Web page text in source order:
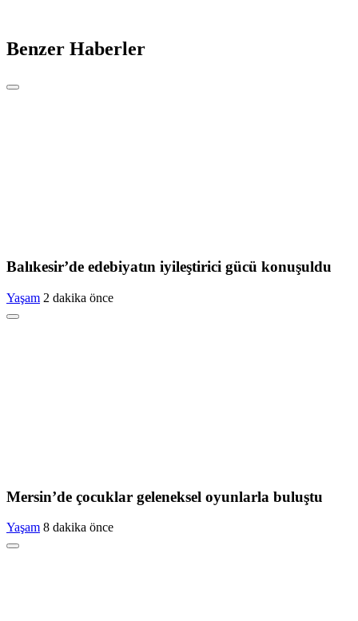
Benzer Haberler
Balıkesir’de edebiyatın iyileştirici gücü konuşuldu
Yaşam 2 dakika önce
Mersin’de çocuklar geleneksel oyunlarla buluştu
Yaşam 8 dakika önce